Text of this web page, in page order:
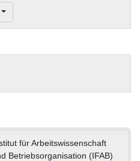
für Arbeitswissenschaft
Betriebsorganisation (IFAB)